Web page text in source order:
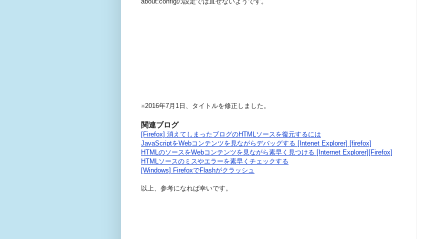
※2016年7月1日、タイトルを修正しました。
関連ブログ
[Firefox] 消えてしまったブログのHTMLソースを復元するには
JavaScriptをWebコンテンツを見ながらデバッグする [Intenet Explorer] [firefox]
HTMLのソースをWebコンテンツを見ながら素早く見つける [Internet Explorer][Firefox]
HTMLソースのミスやエラーを素早くチェックする
[Windows] FirefoxでFlashがクラッシュ
以上、参考になれば幸いです。